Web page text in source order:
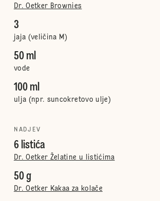
Dr. Oetker Brownies
3
jaja (veličina M)
50 ml
vode
100 ml
ulja (npr. suncokretovo ulje)
NADJEV
6 listića
Dr. Oetker Želatine u listićima
50 g
Dr. Oetker Kakaa za kolače